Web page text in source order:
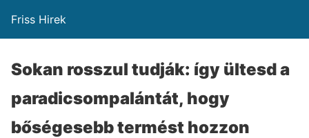
Friss Hirek
Sokan rosszul tudják: így ültesd a
paradicsompalántát, hogy
bőségesebb termést hozzon